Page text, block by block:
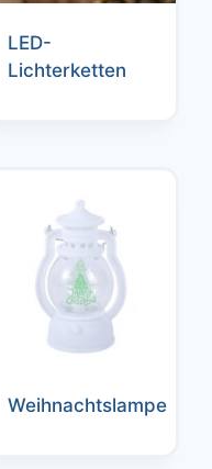
LED-
Lichterketten
Weihnachtslampe